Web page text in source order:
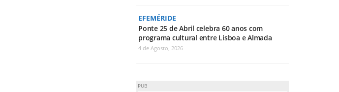
EFEMÉRIDE
Ponte 25 de Abril celebra 60 anos com
programa cultural entre Lisboa e Almada
4 de Agosto, 2026
PUB